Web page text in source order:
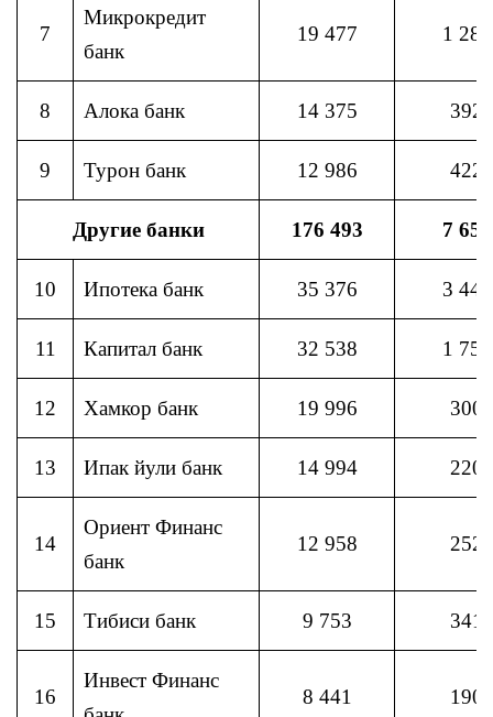
7
Микрокредит
банк
19 477 1 282
8 Алока банк 14 375 392
9 Турон банк 12 986 422
Другие банки 176 493 7 658
10 Ипотека банк 35 376 3 448
11 Капитал банк 32 538 1 757
12 Хамкор банк 19 996 300
13 Ипак йули банк 14 994 220
14
Ориент Финанс
банк
12 958 252
15 Тибиси банк 9 753 341
16
Инвест Финанс
8 441 190